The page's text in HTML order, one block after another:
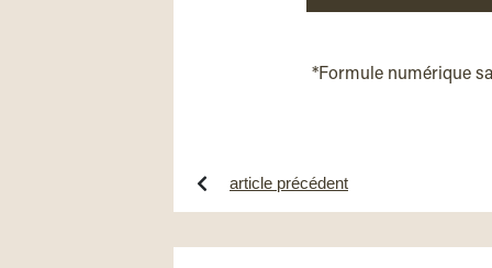
*Formule numérique
article précédent